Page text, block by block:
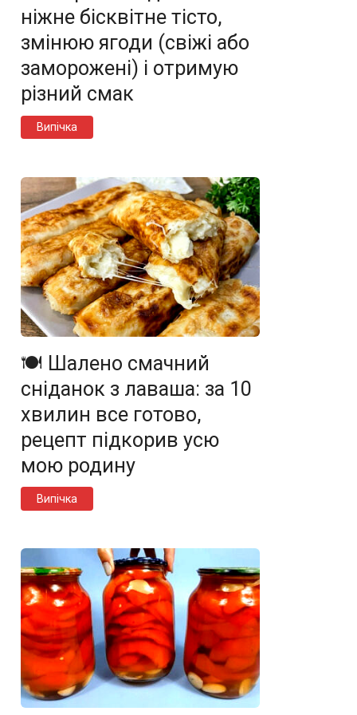
ніжне бісквітне тісто,
змінюю ягоди (свіжі або
заморожені) і отримую
різний смак
Випічка
🍽️ Шалено смачний
сніданок з лаваша: за 10
хвилин все готово,
рецепт підкорив усю
мою родину
Випічка